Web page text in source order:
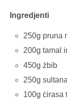
Ingredjenti
250g pruna
200g tamal
450g żbib
250g sultana
100g ċirasa